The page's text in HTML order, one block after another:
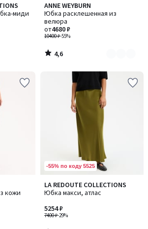
миди
ANNE WEYBURN
Юбка расклешенная из
велюра
10400 ₽-55%
от4680 ₽
4,6
/ 5
Количество
цветов:
3
4,6
/
кожи
-55% по коду 5525
LA REDOUTE COLLECTIONS
Юбка макси, атлас
7400 ₽-29%
5254 ₽
4,6
/ 5